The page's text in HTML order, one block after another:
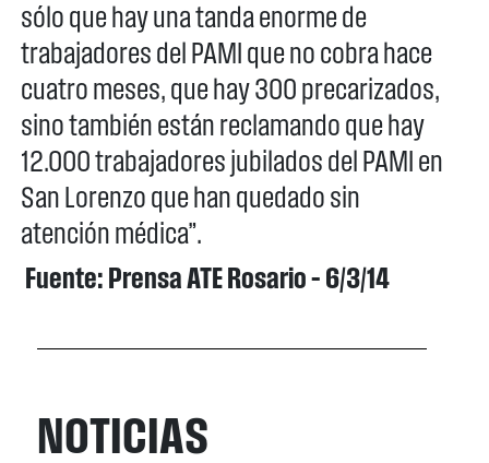
sólo que hay una tanda enorme de
trabajadores del PAMI que no cobra hace
cuatro meses, que hay 300 precarizados,
sino también están reclamando que hay
12.000 trabajadores jubilados del PAMI en
San Lorenzo que han quedado sin
atención médica”.
Fuente: Prensa ATE Rosario – 6/3/14
NOTICIAS